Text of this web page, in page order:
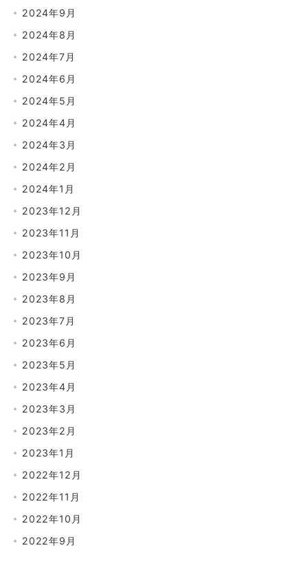
2024年9月
2024年8月
2024年7月
2024年6月
2024年5月
2024年4月
2024年3月
2024年2月
2024年1月
2023年12月
2023年11月
2023年10月
2023年9月
2023年8月
2023年7月
2023年6月
2023年5月
2023年4月
2023年3月
2023年2月
2023年1月
2022年12月
2022年11月
2022年10月
2022年9月